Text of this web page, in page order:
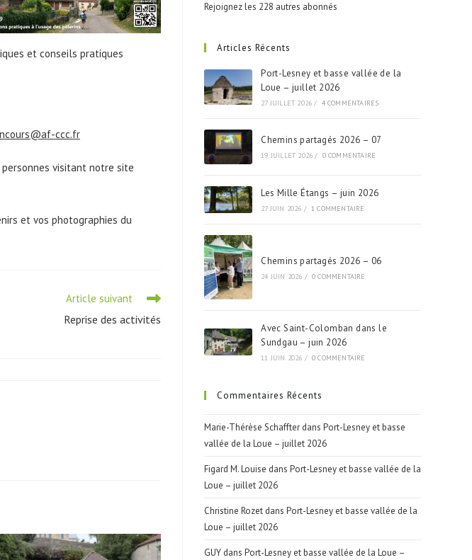
et conseils pratiques
ccc.fr
visitant notre site
et vos photographies du
Article suivant
Reprise des activités
Rejoignez les 228 autres abonnés
Articles Récents
Port-Lesney et basse vallée de la
Loue – juillet 2026
27 JUILLET 2026 / 4 COMMENTAIRES
Chemins partagés 2026 – 07
19 JUILLET 2026 / 0 COMMENTAIRE
Les Mille Étangs – juin 2026
27 JUIN 2026 / 1 COMMENTAIRE
Chemins partagés 2026 – 06
24 JUIN 2026 / 0 COMMENTAIRE
Avec Saint-Colomban dans le
Sundgau – juin 2026
11 JUIN 2026 / 0 COMMENTAIRE
Commentaires Récents
Marie-Thérèse Schaffter dans Port-Lesney et basse
vallée de la Loue – juillet 2026
Figard M. Louise dans Port-Lesney et basse vallée de la
Loue – juillet 2026
Christine Rozet dans Port-Lesney et basse vallée de la
Loue – juillet 2026
GUY dans Port-Lesney et basse vallée de la Loue –